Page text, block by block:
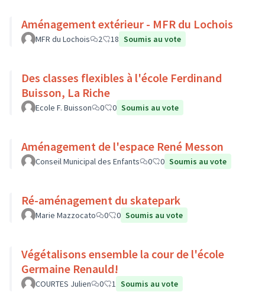
Aménagement extérieur - MFR du Lochois
MFR du Lochois 2 18 Soumis au vote
Des classes flexibles à l'école Ferdinand
Buisson, La Riche
Ecole F. Buisson 0 0 Soumis au vote
Aménagement de l'espace René Messon
Conseil Municipal des Enfants 0 0 Soumis au vote
Ré-aménagement du skatepark
Marie Mazzocato 0 0 Soumis au vote
Végétalisons ensemble la cour de l'école
Germaine Renauld!
COURTES Julien 0 1 Soumis au vote